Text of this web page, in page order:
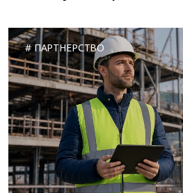
ПАРТНЕРСТВО